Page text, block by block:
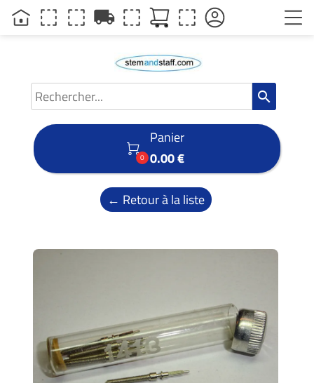
search

0
Panier
0.00 €
← Retour à la liste
local_shipping